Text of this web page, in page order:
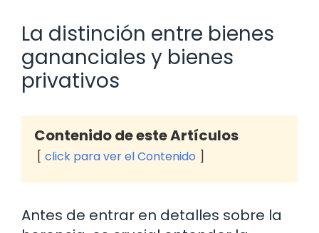
La distinción entre bienes
gananciales y bienes
privativos
Contenido de este Artículos
click para ver el Contenido
Antes de entrar en detalles sobre la